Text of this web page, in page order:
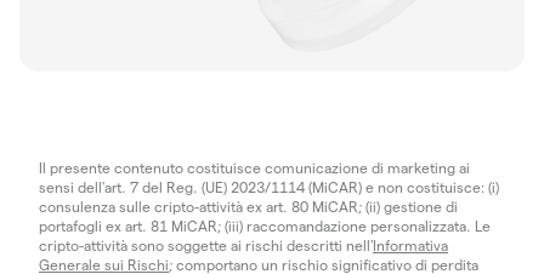
Il presente contenuto costituisce comunicazione di marketing ai
sensi dell'art. 7 del Reg. (UE) 2023/1114 (MiCAR) e non costituisce: (i)
consulenza sulle cripto-attività ex art. 80 MiCAR; (ii) gestione di
portafogli ex art. 81 MiCAR; (iii) raccomandazione personalizzata. Le
cripto-attività sono soggette ai rischi descritti nell'Informativa
Generale sui Rischi; comportano un rischio significativo di perdita